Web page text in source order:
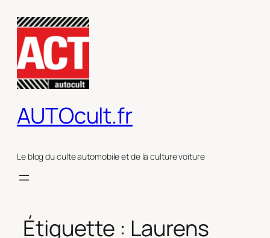
contenu
AUTOcult.fr
Le blog du culte automobile et de la culture voiture
Étiquette : Laurens